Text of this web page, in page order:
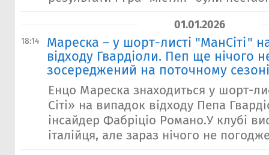
01.01.2026
18:14
Мареска – у шорт-листі "МанСіті"
відходу Гвардіоли. Пеп ще нічого
зосереджений на поточному сезоні
Енцо Мареска знаходиться у шорт-
Сіті» на випадок відходу Пепа
інсайдер Фабріціо Романо.У клубі
італійця, але зараз нічого не